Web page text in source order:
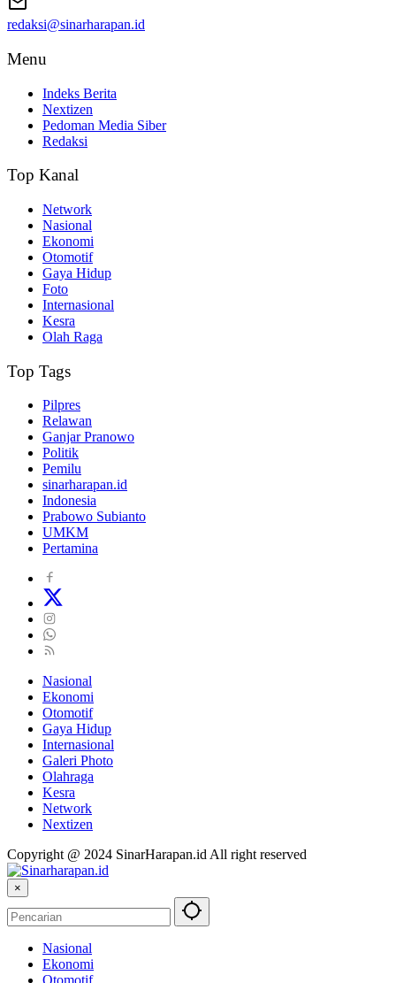
redaksi@sinarharapan.id
Menu
Indeks Berita
Nextizen
Pedoman Media Siber
Redaksi
Top Kanal
Network
Nasional
Ekonomi
Otomotif
Gaya Hidup
Foto
Internasional
Kesra
Olah Raga
Top Tags
Pilpres
Relawan
Ganjar Pranowo
Politik
Pemilu
sinarharapan.id
Indonesia
Prabowo Subianto
UMKM
Pertamina
Nasional
Ekonomi
Otomotif
Gaya Hidup
Internasional
Galeri Photo
Olahraga
Kesra
Network
Nextizen
Copyright @ 2024 SinarHarapan.id All right reserved
×
Nasional
Ekonomi